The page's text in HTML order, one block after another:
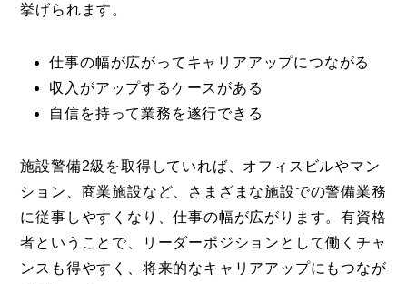
挙げられます。
仕事の幅が広がってキャリアアップにつながる
収入がアップするケースがある
自信を持って業務を遂行できる
施設警備2級を取得していれば、オフィスビルやマン
ション、商業施設など、さまざまな施設での警備業務
に従事しやすくなり、仕事の幅が広がります。有資格
者ということで、リーダーポジションとして働くチャ
ンスも得やすく、将来的なキャリアアップにもつなが